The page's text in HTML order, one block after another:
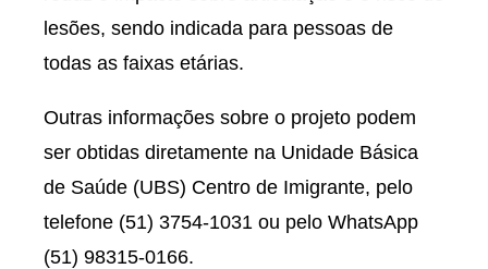
lesões, sendo indicada para pessoas de
todas as faixas etárias.
Outras informações sobre o projeto podem
ser obtidas diretamente na Unidade Básica
de Saúde (UBS) Centro de Imigrante, pelo
telefone (51) 3754-1031 ou pelo WhatsApp
(51) 98315-0166.